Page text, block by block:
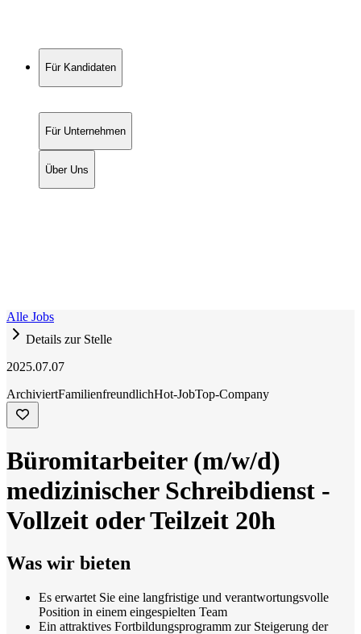
Für Kandidaten
Für Unternehmen
Über Uns
Alle Jobs
Details zur Stelle
2025.07.07
ArchiviertFamilienfreundlichHot-JobTop-Company
Büromitarbeiter (m/w/d)
medizinischer Schreibdienst -
Vollzeit oder Teilzeit 20h
Was wir bieten
Es erwartet Sie eine langfristige und verantwortungsvolle
Position in einem eingespielten Team
Ein attraktives Fortbildungsprogramm zur Steigerung der